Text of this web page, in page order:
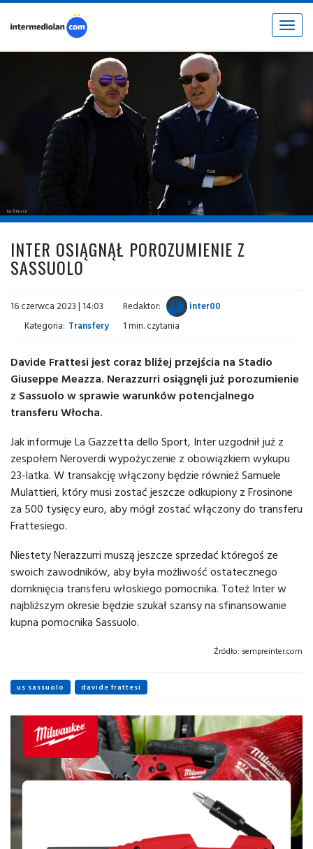
Toggle
fot. © inter.it
INTER OSIĄGNĄŁ POROZUMIENIE Z
SASSUOLO
16 czerwca 2023 | 14:03 Redaktor:
inter00
Kategoria: Transfery 1 min. czytania
Davide Frattesi jest coraz bliżej przejścia na Stadio
Giuseppe Meazza. Nerazzurri osiągnęli już porozumienie
z Sassuolo w sprawie warunków potencjalnego
transferu Włocha.
Jak informuje La Gazzetta dello Sport, Inter uzgodnił już z
zespołem Neroverdi wypożyczenie z obowiązkiem wykupu
23-latka. W transakcję włączony będzie również Samuele
Mulattieri, który musi zostać jeszcze odkupiony z Frosinone
za 500 tysięcy euro, aby mógł zostać włączony do transferu
Frattesiego.
Niestety Nerazzurri muszą jeszcze sprzedać któregoś ze
swoich zawodników, aby była możliwość ostatecznego
domknięcia transferu włoskiego pomocnika. Toteż Inter w
najbliższym okresie będzie szukał szansy na sfinansowanie
kupna pomocnika Sassuolo.
Źródło: sempreinter.com
us sassuolo davide frattesi